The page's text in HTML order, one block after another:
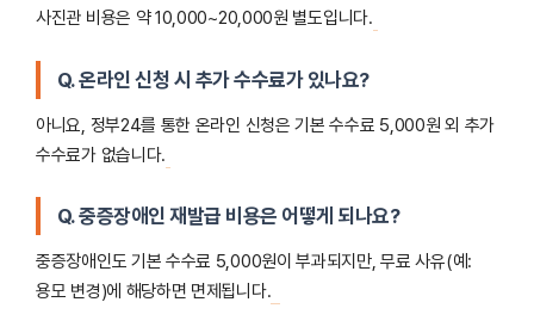
사진관 비용은 약 10,000~20,000원 별도입니다.
Q. 온라인 신청 시 추가 수수료가 있나요?
아니요, 정부24를 통한 온라인 신청은 기본 수수료 5,000원 외 추가
수수료가 없습니다.
Q. 중증장애인 재발급 비용은 어떻게 되나요?
중증장애인도 기본 수수료 5,000원이 부과되지만, 무료 사유(예:
용모 변경)에 해당하면 면제됩니다.